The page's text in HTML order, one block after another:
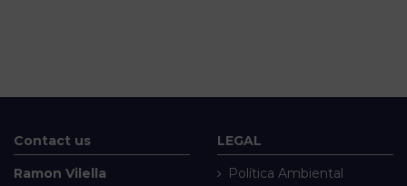
Contact us
Ramon Vilella
LEGAL
Política Ambiental